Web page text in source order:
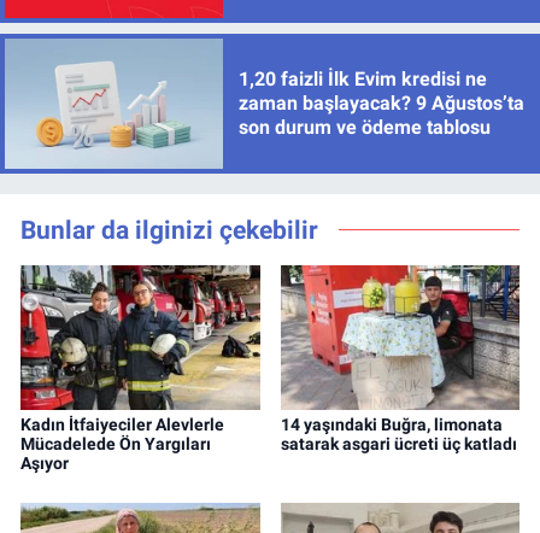
1,20 faizli İlk Evim kredisi ne
zaman başlayacak? 9 Ağustos’ta
son durum ve ödeme tablosu
Bunlar da ilginizi çekebilir
Kadın İtfaiyeciler Alevlerle
Mücadelede Ön Yargıları
Aşıyor
14 yaşındaki Buğra, limonata
satarak asgari ücreti üç katladı